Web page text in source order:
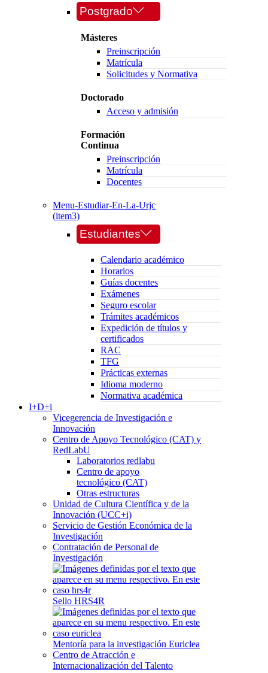
Postgrado
Másteres
Preinscripción
Matrícula
Solicitudes y Normativa
Doctorado
Acceso y admisión
Formación
Continua
Preinscripción
Matrícula
Docentes
Menu-Estudiar-En-La-Urjc
(item3)
Estudiantes
Calendario académico
Horarios
Guías docentes
Exámenes
Seguro escolar
Trámites académicos
Expedición de títulos y
certificados
RAC
TFG
Prácticas externas
Idioma moderno
Normativa académica
I+D+i
Vicegerencia de Investigación e
Innovación
Centro de Apoyo Tecnológico (CAT) y
RedLabU
Laboratorios redlabu
Centro de apoyo
tecnológico (CAT)
Otras estructuras
Unidad de Cultura Científica y de la
Innovación (UCC+i)
Servicio de Gestión Económica de la
Investigación
Contratación de Personal de
Investigación
Sello HRS4R
Mentoría para la investigación Euriclea
Centro de Atracción e
Internacionalización del Talento